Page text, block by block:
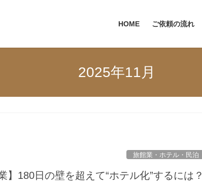
HOME ご依頼の流れ
2025年11月
旅館業・ホテル・民泊
】180日の壁を超えて“ホテル化”するには？